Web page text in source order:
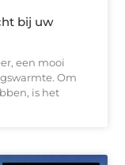
bij uw
een mooi
Om
is het